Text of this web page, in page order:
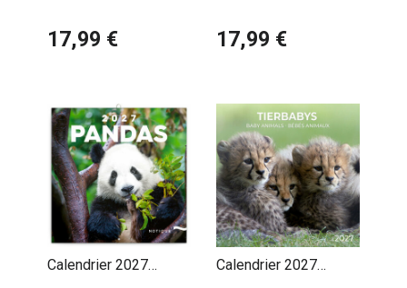
17,99 €
Savane
17,99 €
Calendrier 2027
Calendrier 2027